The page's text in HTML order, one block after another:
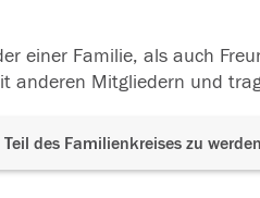
einer Familie, als auch
anderen Mitgliedern und
des Familienkreises zu